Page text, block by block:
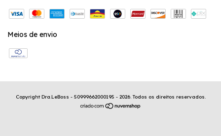
Meios de envio
Copyright Dra.LeBoss - 50999662000195 - 2026. Todos os direitos reservados.